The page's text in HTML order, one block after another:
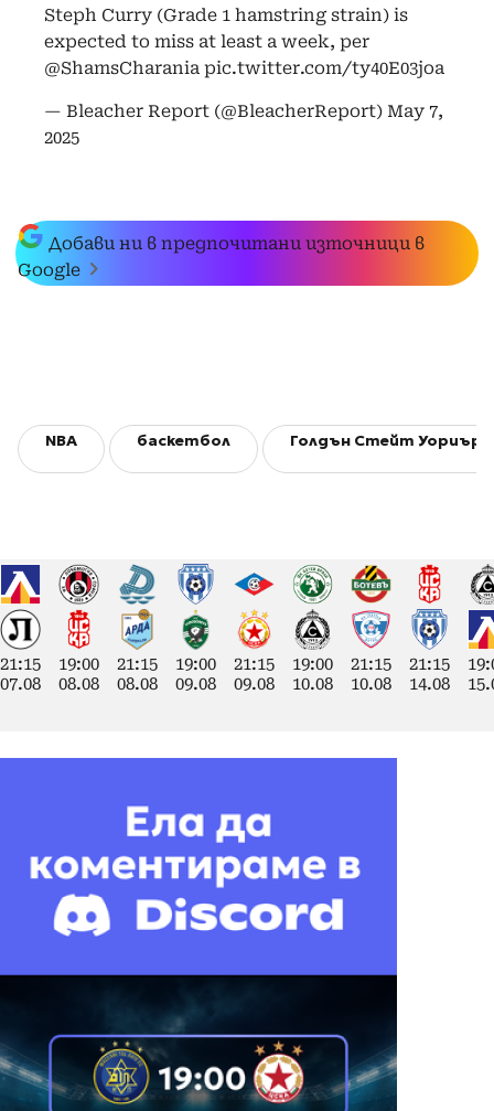
Steph Curry (Grade 1 hamstring strain) is
expected to miss at least a week, per
@ShamsCharania pic.twitter.com/ty40E03joa
— Bleacher Report (@BleacherReport) May 7,
2025
Добави ни в предпочитани източници в
Google
NBA баскетбол Голдън Стейт Уориърс
21:15
07.08
19:00
08.08
21:15
08.08
19:00
09.08
21:15
09.08
19:00
10.08
21:15
10.08
21:15
14.08